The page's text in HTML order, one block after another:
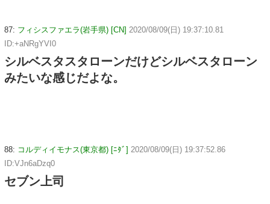
87: フィシスファエラ(岩手県) [CN] 2020/08/09(日) 19:37:10.81
ID:+aNRgYVI0
シルベスタスタローンだけどシルベスタローン
みたいな感じだよな。
88: コルディイモナス(東京都) [ﾆﾀﾞ] 2020/08/09(日) 19:37:52.86
ID:VJn6aDzq0
セブン上司